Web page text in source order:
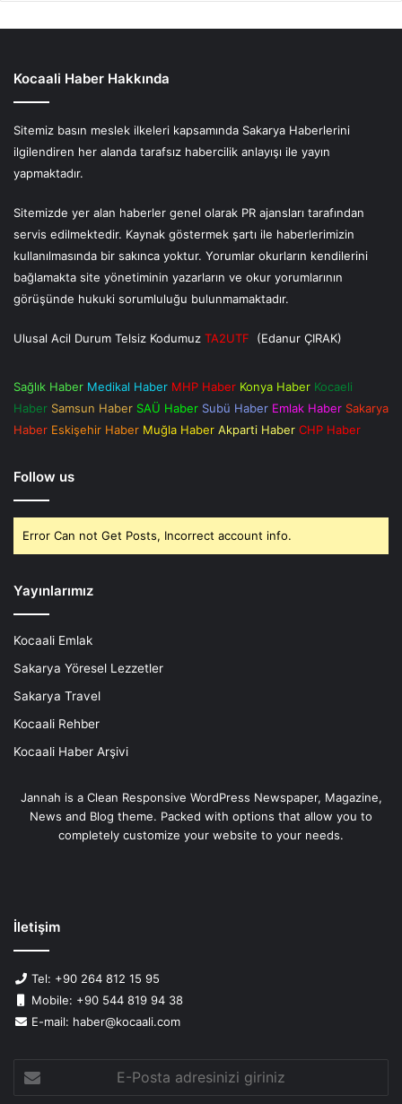
Kocaali Haber Hakkında
Sitemiz basın meslek ilkeleri kapsamında Sakarya Haberlerini
ilgilendiren her alanda tarafsız habercilik anlayışı ile yayın
yapmaktadır.
Sitemizde yer alan haberler genel olarak PR ajansları tarafından
servis edilmektedir. Kaynak göstermek şartı ile haberlerimizin
kullanılmasında bir sakınca yoktur. Yorumlar okurların kendilerini
bağlamakta site yönetiminin yazarların ve okur yorumlarının
görüşünde hukuki sorumluluğu bulunmamaktadır.
Ulusal Acil Durum Telsiz Kodumuz TA2UTF (Edanur ÇIRAK)
Sağlık Haber Medikal Haber MHP Haber Konya Haber Kocaeli
Haber Samsun Haber SAÜ Haber Subü Haber Emlak Haber Sakarya
Haber Eskişehir Haber Muğla Haber Akparti Haber CHP Haber
Follow us
Error Can not Get Posts, Incorrect account info.
Yayınlarımız
Kocaali Emlak
Sakarya Yöresel Lezzetler
Sakarya Travel
Kocaali Rehber
Kocaali Haber Arşivi
Jannah is a Clean Responsive WordPress Newspaper, Magazine,
News and Blog theme. Packed with options that allow you to
completely customize your website to your needs.
İletişim
Tel: +90 264 812 15 95
Mobile: +90 544 819 94 38
E-mail: haber@kocaali.com
Posta